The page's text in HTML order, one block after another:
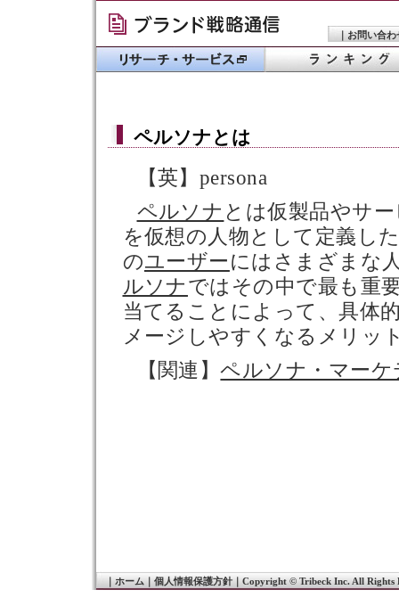
｜ お問い合わ
ペルソナ とは
【英】persona
ペルソナ とは仮製品やサ
を仮想の人物として定義し
のユーザー にはさまざまな
ルソナ ではその中で最も重
当てることによって、具体
メージしやすくなるメリッ
【関連】ペルソナ・マー
ホーム｜ 個人情報保護方針｜ Copyright © Tribeck Inc. All Rights